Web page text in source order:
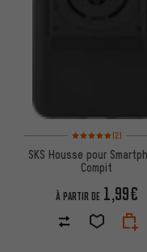
Note moyenne : 5
(2)
SKS Housse pour
Compit
À PARTIR DE 1,99€